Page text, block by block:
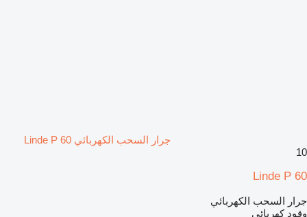
جرار السحب الكهربائي Linde P 60
10
Linde P 60
جرار السحب الكهربائي
وقود كهربائي